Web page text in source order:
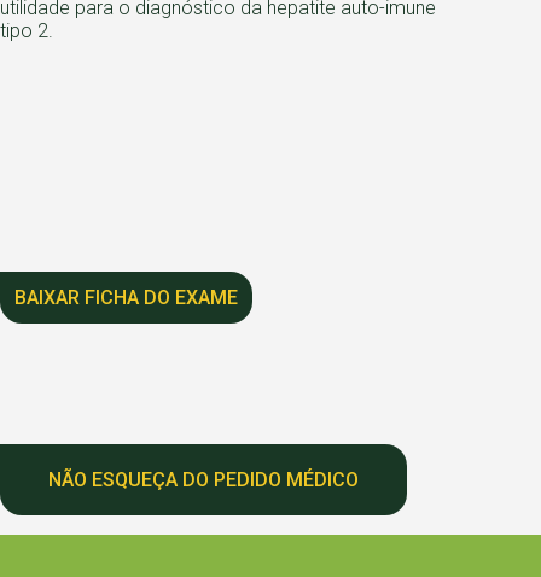
utilidade para o diagnóstico da hepatite auto-imune
tipo 2.
BAIXAR FICHA DO EXAME
NÃO ESQUEÇA DO PEDIDO MÉDICO